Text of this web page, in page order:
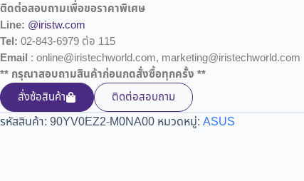
ติดต่อสอบถามเพื่อขอราคาพิเศษ
Line: @iristw.com
Tel: 02-843-6979 ต่อ 115
Email : online@iristechworld.com, marketing@iristechworld.com
** กรุณาสอบถามสินค้าก่อนกดสั่งซื้อทุกครั้ง **
สั่งซ้อสินค้า
ติดต่อสอบถาม
รหัสสินค้า: 90YV0EZ2-M0NA00 หมวดหมู่: ASUS